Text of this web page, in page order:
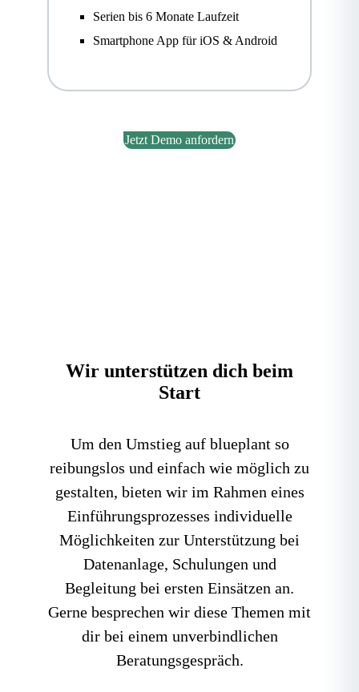
Serien bis 6 Monate Laufzeit
Smartphone App für iOS & Android
Jetzt Demo anfordern
Wir unterstützen dich beim
Start
Um den Umstieg auf blueplant so
reibungslos und einfach wie möglich zu
gestalten, bieten wir im Rahmen eines
Einführungsprozesses individuelle
Möglichkeiten zur Unterstützung bei
Datenanlage, Schulungen und
Begleitung bei ersten Einsätzen an.
Gerne besprechen wir diese Themen mit
dir bei einem unverbindlichen
Beratungsgespräch.